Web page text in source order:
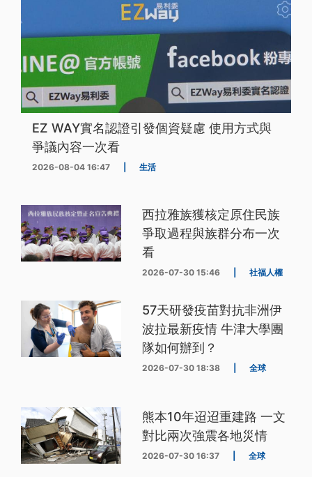
EZ WAY實名認證引發個資疑慮 使用方式與
爭議內容一次看
2026-08-04 16:47 生活
西拉雅族獲核定原住民族
爭取過程與族群分布一次
看
2026-07-30 15:46 社福人權
57天研發疫苗對抗非洲伊
波拉最新疫情 牛津大學團
隊如何辦到？
2026-07-30 18:38 全球
熊本10年迢迢重建路 一文
對比兩次強震各地災情
2026-07-30 16:37 全球